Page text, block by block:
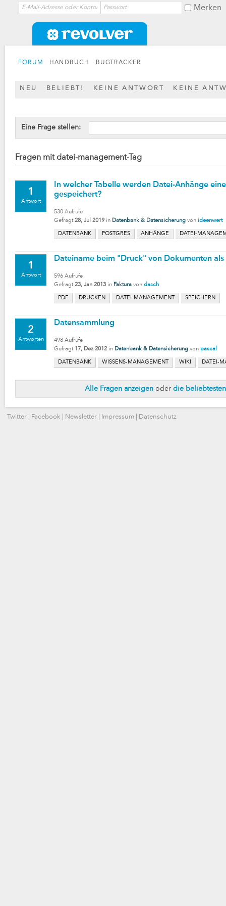
Merken
FORUM HANDBUCH BUGTRACKER
NEU BELIEBT! KEINE ANTWORT KEINE
Eine Frage stellen:
Fragen mit datei-management-Tag
1
Antwort
In welcher Tabelle werden Datei-Anhänge
gespeichert?
530 Aufrufe
Gefragt 28, Jul 2019 in Datenbank & Datensicherung von ideenwert
DATENBANK POSTGRES ANHÄNGE DATEI-
1
Antwort
Dateiname beim "Druck" von Dokumenten als
596 Aufrufe
Gefragt 23, Jan 2013 in Faktura von dasch
PDF DRUCKEN DATEI-MANAGEMENT SPEICHERN
2
Antworten
Datensammlung
498 Aufrufe
Gefragt 17, Dez 2012 in Datenbank & Datensicherung von pascal
DATENBANK WISSENS-MANAGEMENT WIKI DATEI-
Alle Fragen anzeigen oder die beliebtesten
Twitter Facebook Newsletter Impressum Datenschutz